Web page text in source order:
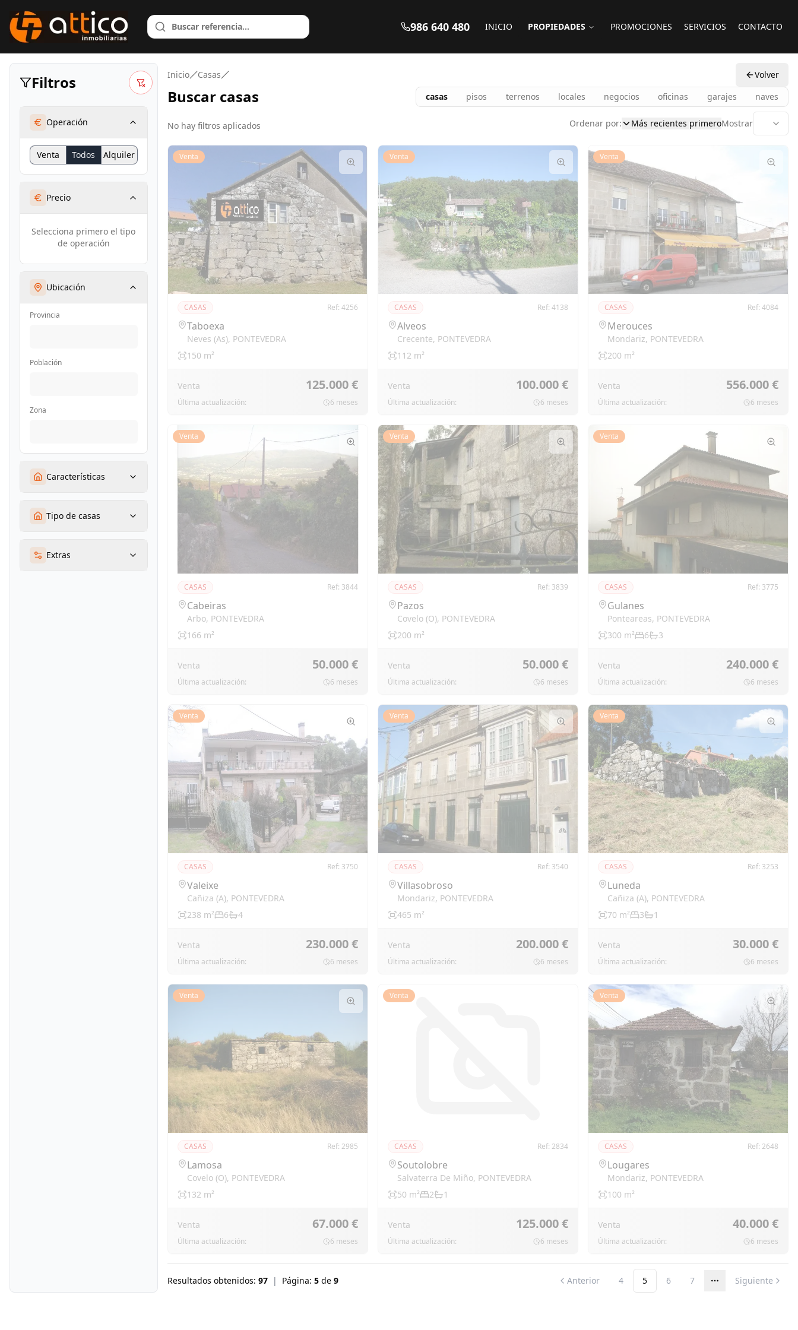
986 640 480 INICIO PROPIEDADES PROMOCIONES SERVICIOS CONTACTO
Filtros
Operación
Venta Todos Alquiler
Precio
Selecciona primero el tipo
de operación
Ubicación
Provincia
Población
Zona
Características
Tipo de casas
Extras
Inicio Casas Volver
Buscar casas casas pisos terrenos locales negocios oficinas garajes naves
Ordenar por: Más recientes primeroMostrar
No hay filtros aplicados
Venta
CASAS Ref: 4256
Taboexa
Neves (as), PONTEVEDRA
150 m²
Venta 125.000 €
Última actualización: 6 meses
Venta
CASAS Ref: 4138
Alveos
Crecente, PONTEVEDRA
112 m²
Venta 100.000 €
Última actualización: 6 meses
Venta
CASAS Ref: 4084
Merouces
Mondariz, PONTEVEDRA
200 m²
Venta 556.000 €
Última actualización: 6 meses
Venta
CASAS Ref: 3844
Cabeiras
Arbo, PONTEVEDRA
166 m²
Venta 50.000 €
Última actualización: 6 meses
Venta
CASAS Ref: 3839
Pazos
Covelo (o), PONTEVEDRA
200 m²
Venta 50.000 €
Última actualización: 6 meses
Venta
CASAS Ref: 3775
Gulanes
Ponteareas, PONTEVEDRA
300 m² 6 3
Venta 240.000 €
Última actualización: 6 meses
Venta
CASAS Ref: 3750
Valeixe
Cañiza (a), PONTEVEDRA
238 m² 6 4
Venta 230.000 €
Última actualización: 6 meses
Venta
CASAS Ref: 3540
Villasobroso
Mondariz, PONTEVEDRA
465 m²
Venta 200.000 €
Última actualización: 6 meses
Venta
CASAS Ref: 3253
Luneda
Cañiza (a), PONTEVEDRA
70 m² 3 1
Venta 30.000 €
Última actualización: 6 meses
Venta
CASAS Ref: 2985
Lamosa
Covelo (o), PONTEVEDRA
132 m²
Venta 67.000 €
Última actualización: 6 meses
Venta
CASAS Ref: 2834
Soutolobre
Salvaterra De Miño, PONTEVEDRA
50 m² 2 1
Venta 125.000 €
Última actualización: 6 meses
Venta
CASAS Ref: 2648
Lougares
Mondariz, PONTEVEDRA
100 m²
Venta 40.000 €
Última actualización: 6 meses
Resultados obtenidos: 97 | Página: 5 de 9 Anterior 4 5 6 7 Más páginas
Siguiente